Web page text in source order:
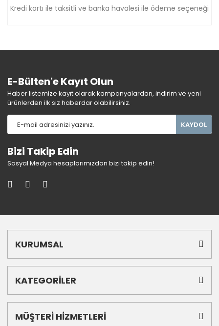
Kredi kartı ile taksitli ve banka havalesi ile ödeme seçeneği
E-Bülten'e Kayıt Olun
Haber listemize kayıt olarak kampanyalardan, indirim ve yeni
ürünlerden ilk siz haberdar olabilirsiniz.
KAYDOL
Bizi Takip Edin
Sosyal Medya hesaplarımızdan bizi takip edin!
KURUMSAL
KATEGORİLER
MÜŞTERİ HİZMETLERİ